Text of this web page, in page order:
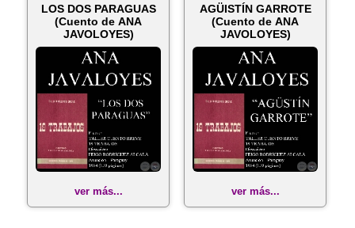
LOS DOS PARAGUAS
(Cuento de ANA
JAVOLOYES)
ver más...
AGÜISTÍN GARROTE
(Cuento de ANA
JAVOLOYES)
ver más...